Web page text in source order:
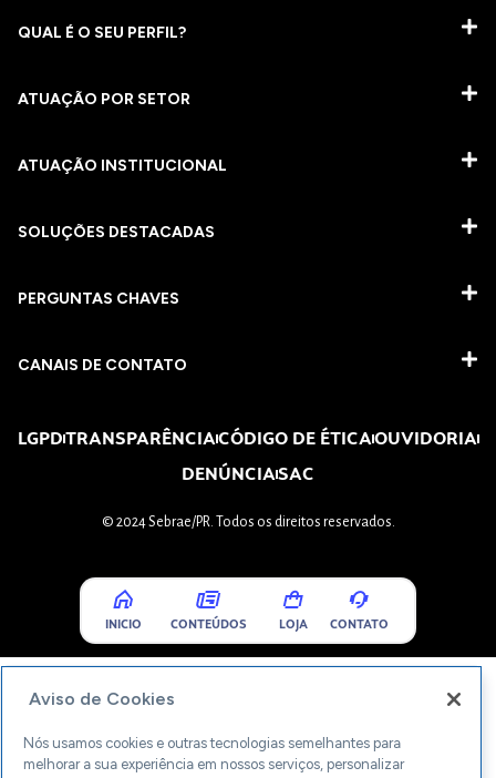
QUAL É O SEU PERFIL?
ATUAÇÃO POR SETOR
ATUAÇÃO INSTITUCIONAL
SOLUÇÕES DESTACADAS
PERGUNTAS CHAVES​
CANAIS DE CONTATO
LGPDTRANSPARÊNCIACÓDIGO DE ÉTICAOUVIDORIA
DENÚNCIASAC
© 2024 Sebrae/PR. Todos os direitos reservados.
INICIO CONTEÚDOS LOJA CONTATO
Aviso de Cookies
Nós usamos cookies e outras tecnologias semelhantes para
melhorar a sua experiência em nossos serviços, personalizar